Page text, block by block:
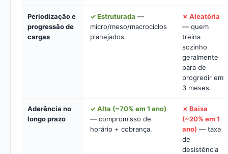
Periodização e
progressão de
cargas
✓ Estruturada —
micro/meso/macrociclos
planejados.
✗ Aleatória
— quem
treina
sozinho
geralmente
para de
progredir em
3 meses.
Aderência no
longo prazo
✓ Alta (~70% em 1 ano)
— compromisso de
horário + cobrança.
✗ Baixa
(~20% em 1
ano) — taxa
de
desistência